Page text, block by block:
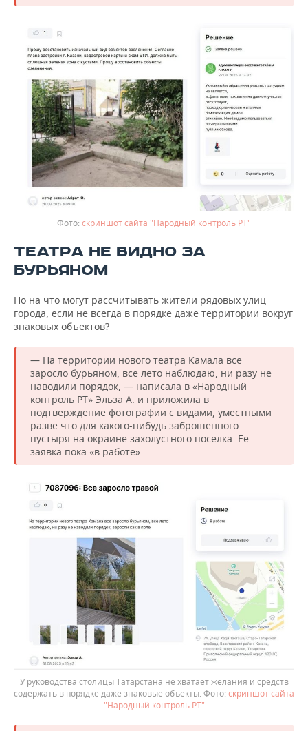
скриншот сайта "Народный контроль РТ"
ТЕАТРА НЕ ВИДНО ЗА
БУРЬЯНОМ
Но на что могут рассчитывать жители рядовых улиц
города, если не всегда в порядке даже территории вокруг
знаковых объектов?
— На территории нового театра Камала все
заросло бурьяном, все лето наблюдаю, ни разу не
наводили порядок, — написала в «Народный
контроль РТ» Эльза А. и приложила в
подтверждение фотографии с видами, уместными
разве что для какого-нибудь заброшенного
пустыря на окраине захолустного поселка. Ее
заявка пока «в работе».
У руководства столицы Татарстана не хватает желания и средств
содержать в порядке даже знаковые объекты.
скриншот сайта
"Народный контроль РТ"